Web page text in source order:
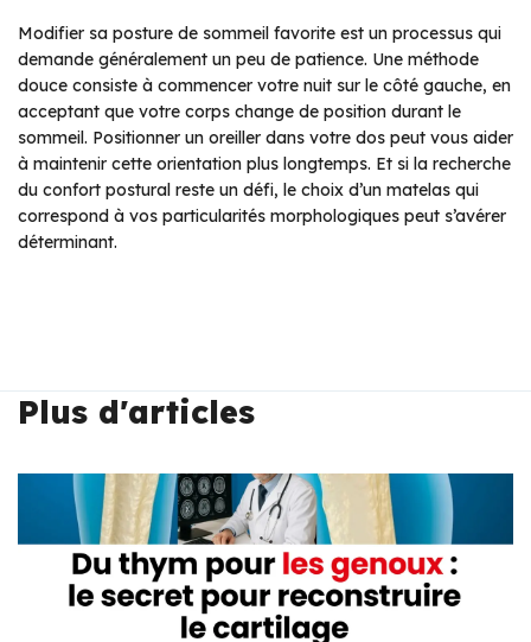
Modifier sa posture de sommeil favorite est un processus qui
demande généralement un peu de patience. Une méthode
douce consiste à commencer votre nuit sur le côté gauche, en
acceptant que votre corps change de position durant le
sommeil. Positionner un oreiller dans votre dos peut vous aider
à maintenir cette orientation plus longtemps. Et si la recherche
du confort postural reste un défi, le choix d’un matelas qui
correspond à vos particularités morphologiques peut s’avérer
déterminant.
Plus d'articles